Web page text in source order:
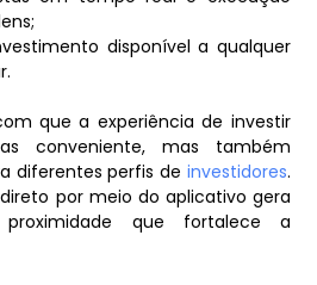
disponível a qualquer
que a experiência de investir
conveniente, mas também
diferentes perfis de investidores.
por meio do aplicativo gera
que fortalece a